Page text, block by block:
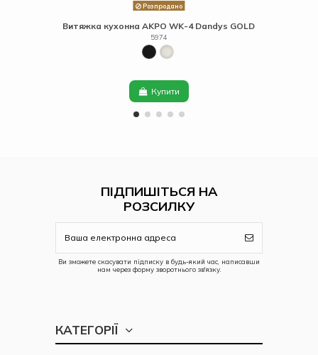
Розпродано
Витяжка кухонна AKPO WK-4 Dandys GOLD
5974
Купити
ПІДПИШІТЬСЯ НА
РОЗСИЛКУ
Ви зможете скасувати підписку в будь-який час, написавши
нам через форму зворотнього зв'язку.
КАТЕГОРІЇ